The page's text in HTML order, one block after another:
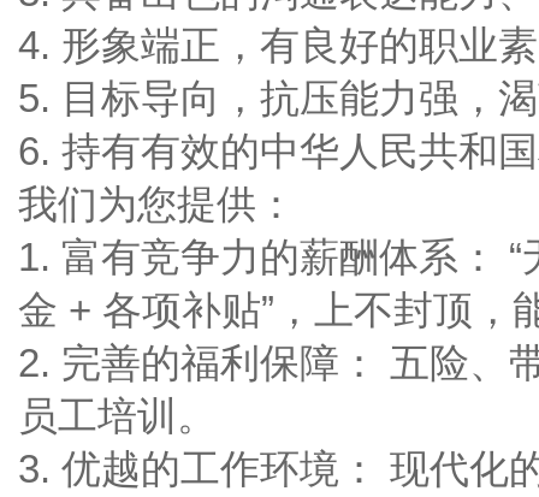
4. 形象端正，有良好的职业
5. 目标导向，抗压能力强，
6. 持有有效的中华人民共和
我们为您提供：
1. 富有竞争力的薪酬体系：
金 + 各项补贴”，上不封顶，
2. 完善的福利保障： 五险、
员工培训。
3. 优越的工作环境： 现代化